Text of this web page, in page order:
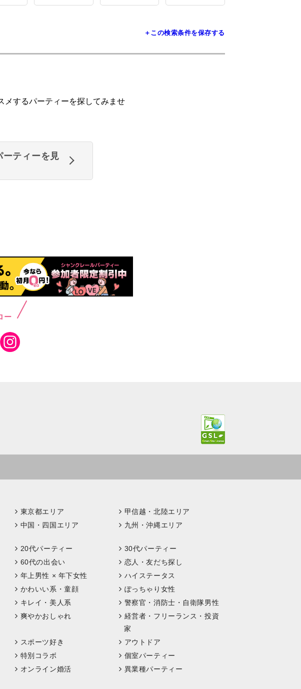
＋この検索条件を保存する
メするパーティーを探してみませ
ーティーを見
ー
東京都エリア
甲信越・北陸エリア
中国・四国エリア 九州・沖縄エリア
20代パーティー
30代パーティー
60代の出会い
恋人・友だち探し
年上男性 × 年下女性
ハイステータス
かわいい系・童顔
ぽっちゃり女性
キレイ・美人系
警察官・消防士・自衛隊男性
爽やかおしゃれ
経営者・フリーランス・投資
家
スポーツ好き
アウトドア
特別コラボ
個室パーティー
オンライン婚活
異業種パーティー